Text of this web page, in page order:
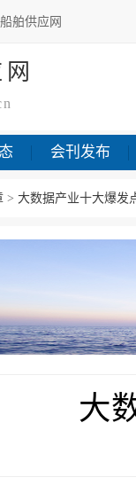
舶供应网
会刊发布
> 大数据产业十大爆发
大